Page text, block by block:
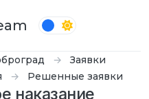
Заявки
Решенные заявки
наказание